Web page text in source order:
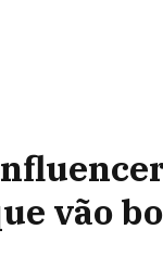
vão